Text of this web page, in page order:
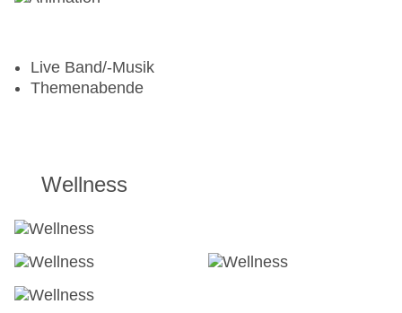
Live Band/-Musik
Themenabende
Wellness